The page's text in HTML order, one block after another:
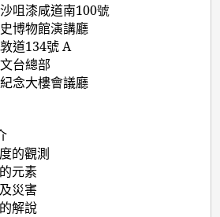
咀漆咸道南100號
館演講廳
道134號A
台總部
樓會議廳
的觀測
元素
災害
解說